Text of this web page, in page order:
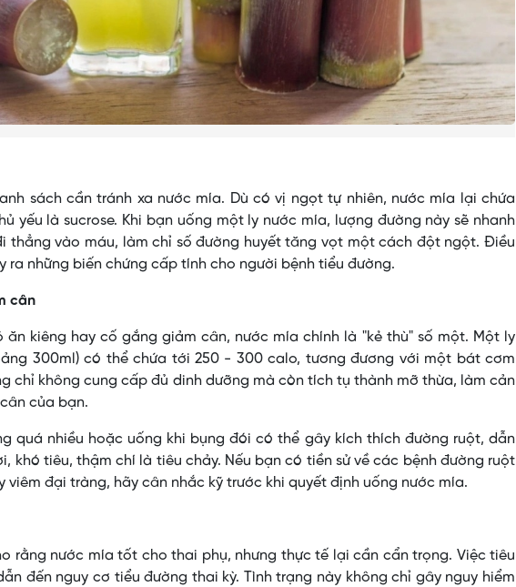
sách cần tránh xa nước mía. Dù có vị ngọt tự nhiên, nước mía lại chứa
yếu là sucrose. Khi bạn uống một ly nước mía, lượng đường này sẽ nhanh
thẳng vào máu, làm chỉ số đường huyết tăng vọt một cách đột ngột. Điều
ra những biến chứng cấp tính cho người bệnh tiểu đường.
cân
ăn kiêng hay cố gắng giảm cân, nước mía chính là "kẻ thù" số một. Một ly
300ml) có thể chứa tới 250 - 300 calo, tương đương với một bát cơm
chỉ không cung cấp đủ dinh dưỡng mà còn tích tụ thành mỡ thừa, làm cản
của bạn.
quá nhiều hoặc uống khi bụng đói có thể gây kích thích đường ruột, dẫn
khó tiêu, thậm chí là tiêu chảy. Nếu bạn có tiền sử về các bệnh đường ruột
viêm đại tràng, hãy cân nhắc kỹ trước khi quyết định uống nước mía.
rằng nước mía tốt cho thai phụ, nhưng thực tế lại cần cẩn trọng. Việc tiêu
đến nguy cơ tiểu đường thai kỳ. Tình trạng này không chỉ gây nguy hiểm